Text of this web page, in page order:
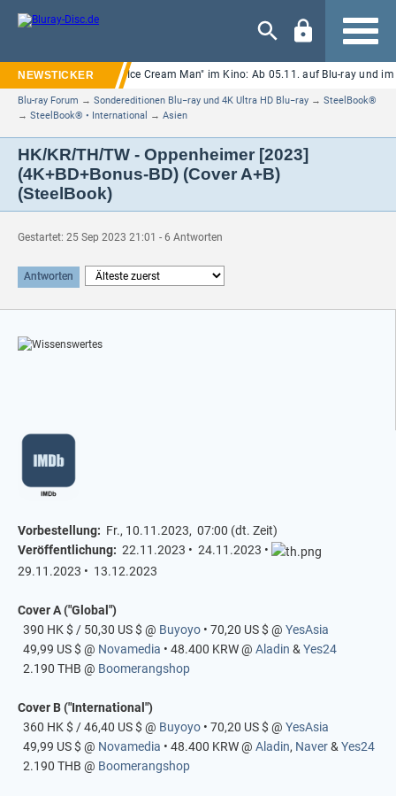
Navigation
Neuer Eli-Roth-Horror "Ice Cream Man" im Kino: Ab 05.11. auf Blu-ray und im
Blu-ray Forum → Sondereditionen Blu−ray und 4K Ultra HD Blu−ray → SteelBook®
→ SteelBook® • International → Asien
HK/KR/TH/TW - Oppenheimer [2023]
(4K+BD+Bonus-BD) (Cover A+B)
(SteelBook)
Gestartet: 25 Sep 2023 21:01 - 6 Antworten
Antworten
Vorbestellung: Fr., 10.11.2023, 07:00 (dt. Zeit)
Veröffentlichung: 22.11.2023 • 24.11.2023 •
29.11.2023 • 13.12.2023
Cover A ("Global")
390 HK $ / 50,30 US $ @ Buyoyo • 70,20 US $ @ YesAsia
49,99 US $ @ Novamedia • 48.400 KRW @ Aladin & Yes24
2.190 THB @ Boomerangshop
Cover B ("International")
360 HK $ / 46,40 US $ @ Buyoyo • 70,20 US $ @ YesAsia
49,99 US $ @ Novamedia • 48.400 KRW @ Aladin, Naver& Yes24
2.190 THB @ Boomerangshop